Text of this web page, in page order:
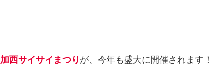
加西サイサイまつり が、今年も盛大に開催されます！